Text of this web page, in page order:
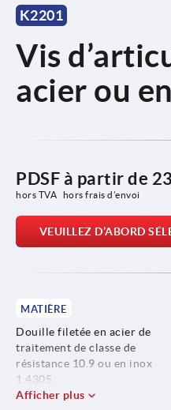
K2201
Vis
acier ou
PDSF à partir de
hors TVA hors frais d’envoi
VEUILLEZ D’ABORD
MATIÈRE
Douille filetée en acier de
traitement de classe de
résistance 10.9 ou en inox
1.4305.
Afficher plus